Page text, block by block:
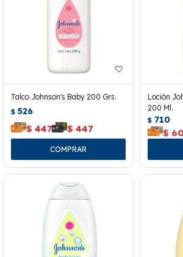
Talco Johnson's Baby 200 Grs.
$ 526
$ 447 $ 447
Loción
200 Ml.
$ 710
$